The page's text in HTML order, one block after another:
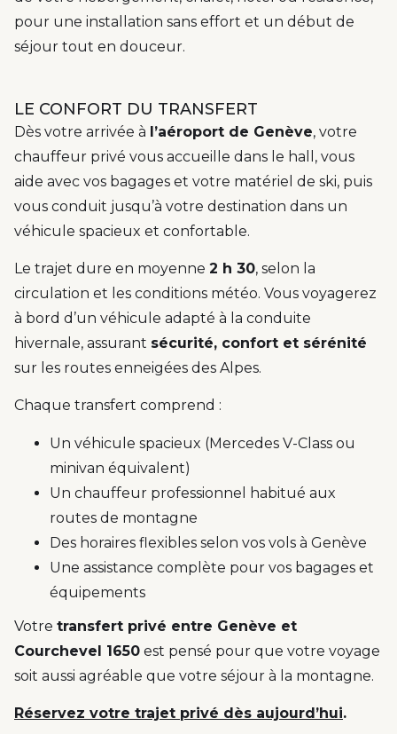
pour une installation sans effort et un début de
séjour tout en douceur.
LE CONFORT DU TRANSFERT
Dès votre arrivée à l’aéroport de Genève, votre
chauffeur privé vous accueille dans le hall, vous
aide avec vos bagages et votre matériel de ski, puis
vous conduit jusqu’à votre destination dans un
véhicule spacieux et confortable.
Le trajet dure en moyenne 2 h 30, selon la
circulation et les conditions météo. Vous voyagerez
à bord d’un véhicule adapté à la conduite
hivernale, assurant sécurité, confort et sérénité
sur les routes enneigées des Alpes.
Chaque transfert comprend :
Un véhicule spacieux (Mercedes V-Class ou
minivan équivalent)
Un chauffeur professionnel habitué aux
routes de montagne
Des horaires flexibles selon vos vols à Genève
Une assistance complète pour vos bagages et
équipements
Votre transfert privé entre Genève et
Courchevel 1650 est pensé pour que votre voyage
soit aussi agréable que votre séjour à la montagne.
Réservez votre trajet privé dès aujourd’hui.